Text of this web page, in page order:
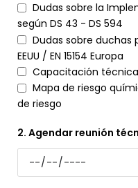
Dudas sobre la
según DS 43 - DS 594
Dudas sobre duchas
EEUU / EN 15154 Europa
Capacitación técnica
Mapa de riesgo
de riesgo
2. Agendar reunión